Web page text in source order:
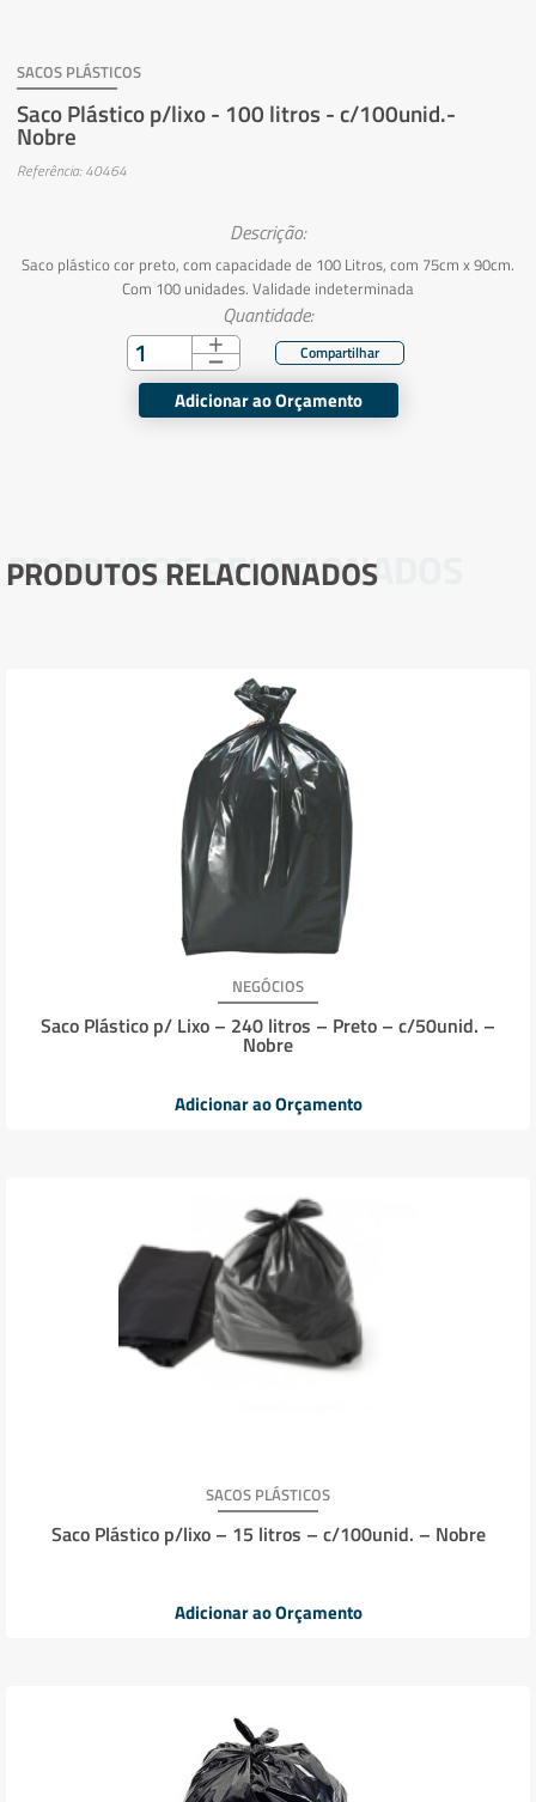
SACOS PLÁSTICOS
Saco Plástico p/lixo - 100 litros - c/100unid.-
Nobre
Referência: 40464
Descrição:
Saco plástico cor preto, com capacidade de 100 Litros, com 75cm x 90cm.
Com 100 unidades. Validade indeterminada
Quantidade:
Adicionar ao Orçamento
PRODUTOS RELACIONADOS
PRODUTOS RELACIONADOS
NEGÓCIOS
Saco Plástico p/ Lixo – 240 litros – Preto – c/50unid. –
Nobre
Adicionar ao Orçamento
SACOS PLÁSTICOS
Saco Plástico p/lixo – 15 litros – c/100unid. – Nobre
Adicionar ao Orçamento